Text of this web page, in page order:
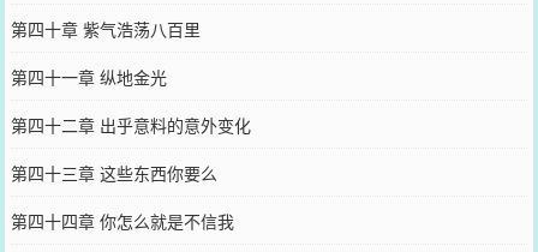
第四十章 紫气浩荡八百里
第四十一章 纵地金光
第四十二章 出乎意料的意外变化
第四十三章 这些东西你要么
第四十四章 你怎么就是不信我